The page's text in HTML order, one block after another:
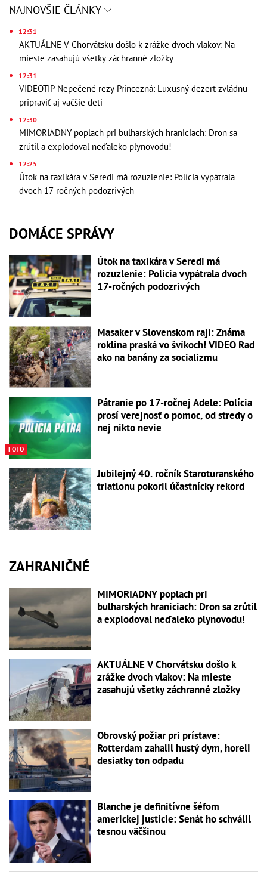
NAJNOVŠIE ČLÁNKY
12:31
AKTUÁLNE V Chorvátsku došlo k zrážke dvoch vlakov: Na
mieste zasahujú všetky záchranné zložky
12:31
VIDEOTIP Nepečené rezy Princezná: Luxusný dezert zvládnu
pripraviť aj väčšie deti
12:30
MIMORIADNY poplach pri bulharských hraniciach: Dron sa
zrútil a explodoval neďaleko plynovodu!
12:25
Útok na taxikára v Seredi má rozuzlenie: Polícia vypátrala
dvoch 17-ročných podozrivých
DOMÁCE SPRÁVY
Útok na taxikára v Seredi má
rozuzlenie: Polícia vypátrala dvoch
17-ročných podozrivých
Masaker v Slovenskom raji: Známa
roklina praská vo švíkoch! VIDEO Rad
ako na banány za socializmu
FOTO
Pátranie po 17-ročnej Adele: Polícia
prosí verejnosť o pomoc, od stredy o
nej nikto nevie
Jubilejný 40. ročník Staroturanského
triatlonu pokoril účastnícky rekord
ZAHRANIČNÉ
MIMORIADNY poplach pri
bulharských hraniciach: Dron sa zrútil
a explodoval neďaleko plynovodu!
AKTUÁLNE V Chorvátsku došlo k
zrážke dvoch vlakov: Na mieste
zasahujú všetky záchranné zložky
Obrovský požiar pri prístave:
Rotterdam zahalil hustý dym, horeli
desiatky ton odpadu
Blanche je definitívne šéfom
americkej justície: Senát ho schválil
tesnou väčšinou